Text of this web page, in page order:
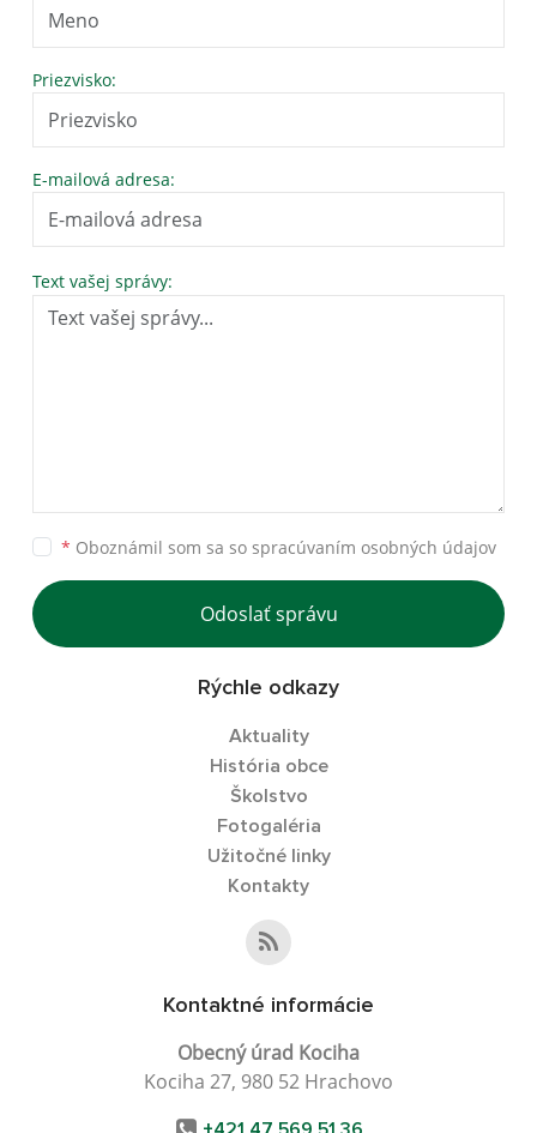
Priezvisko:
E-mailová adresa:
Text vašej správy:
* Oboznámil som sa so spracúvaním osobných údajov
Odoslať správu
Rýchle odkazy
Aktuality
História obce
Školstvo
Fotogaléria
Užitočné linky
Kontakty
Kontaktné informácie
Obecný úrad Kociha
Kociha 27, 980 52 Hrachovo